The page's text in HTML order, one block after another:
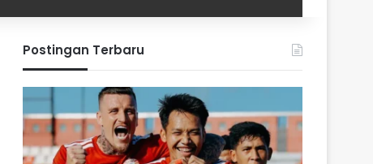
Postingan Terbaru